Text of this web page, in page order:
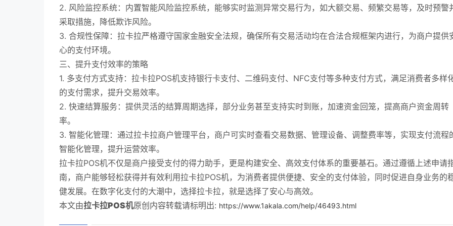
2. 风险监控系统：内置智能风险监控系统，能够实时监测异常交易行为，如大额交易、频繁交易等，及时预警
采取措施，降低欺诈风险。
3. 合规性保障：拉卡拉严格遵守国家金融安全法规，确保所有交易活动均在合法合规框架内进行，为商户提供
心的支付环境。
三、提升支付效率的策略
1. 多支付方式支持：拉卡拉POS机支持银行卡支付、二维码支付、NFC支付等多种支付方式，满足消费者多样
的支付需求，提升交易效率。
2. 快速结算服务：提供灵活的结算周期选择，部分业务甚至支持实时到账，加速资金回笼，提高商户资金周转
率。
3. 智能化管理：通过拉卡拉商户管理平台，商户可实时查看交易数据、管理设备、调整费率等，实现支付流程
智能化管理，提升运营效率。
拉卡拉POS机不仅是商户接受支付的得力助手，更是构建安全、高效支付体系的重要基石。通过遵循上述申请
南，商户能够轻松获得并有效利用拉卡拉POS机，为消费者提供便捷、安全的支付体验，同时促进自身业务的
健发展。在数字化支付的大潮中，选择拉卡拉，就是选择了安心与高效。
本文由拉卡拉POS机原创内容转载请标明出: https://www.1akala.com/help/46493.html